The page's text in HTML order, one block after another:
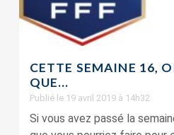
CETTE SEMAINE 16,
QUE…
Publié le 19 avril 2019 à 14h32
Si vous avez passé la